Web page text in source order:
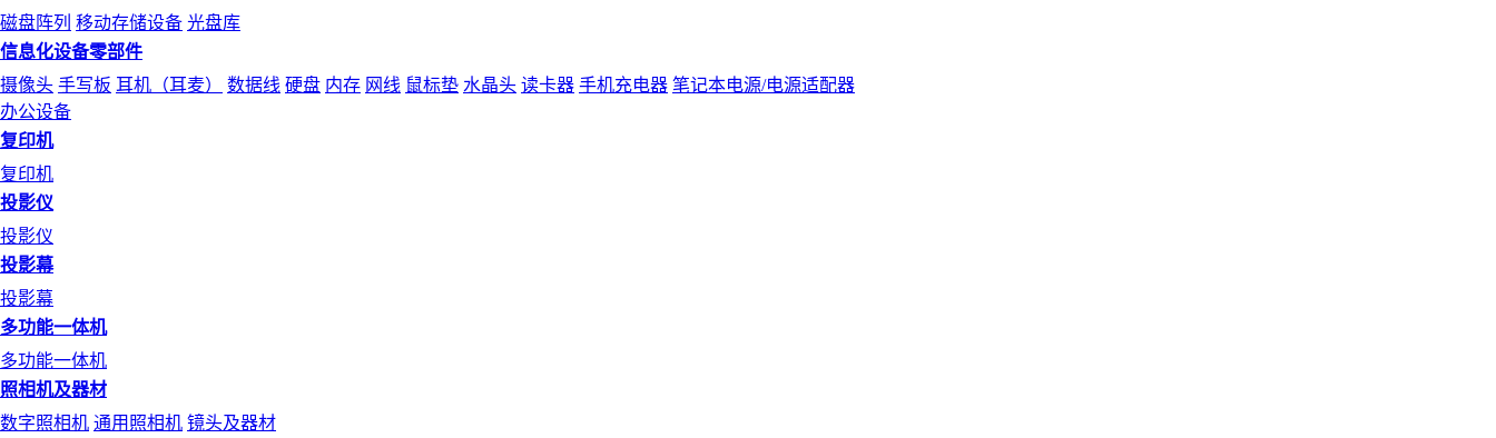
磁盘阵列 移动存储设备 光盘库
信息化设备零部件
摄像头 手写板 耳机（耳麦） 数据线 硬盘 内存 网线 鼠标垫 水晶头 读卡器 手机充电器 笔记本电源/电源适配器
办公设备
复印机
复印机
投影仪
投影仪
投影幕
投影幕
多功能一体机
多功能一体机
照相机及器材
数字照相机 通用照相机 镜头及器材